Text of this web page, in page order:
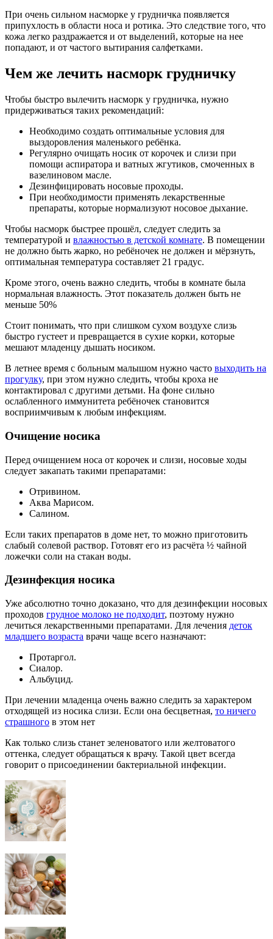
При очень сильном насморке у грудничка появляется
припухлость в области носа и ротика. Это следствие того, что
кожа легко раздражается и от выделений, которые на нее
попадают, и от частого вытирания салфетками.
Чем же лечить насморк грудничку
Чтобы быстро вылечить насморк у грудничка, нужно
придерживаться таких рекомендаций:
Необходимо создать оптимальные условия для
выздоровления маленького ребёнка.
Регулярно очищать носик от корочек и слизи при
помощи аспиратора и ватных жгутиков, смоченных в
вазелиновом масле.
Дезинфицировать носовые проходы.
При необходимости применять лекарственные
препараты, которые нормализуют носовое дыхание.
Чтобы насморк быстрее прошёл, следует следить за
температурой и влажностью в детской комнате. В помещении
не должно быть жарко, но ребёночек не должен и мёрзнуть,
оптимальная температура составляет 21 градус.
Кроме этого, очень важно следить, чтобы в комнате была
нормальная влажность. Этот показатель должен быть не
меньше 50%
Стоит понимать, что при слишком сухом воздухе слизь
быстро густеет и превращается в сухие корки, которые
мешают младенцу дышать носиком.
В летнее время с больным малышом нужно часто выходить на
прогулку, при этом нужно следить, чтобы кроха не
контактировал с другими детьми. На фоне сильно
ослабленного иммунитета ребёночек становится
восприимчивым к любым инфекциям.
Очищение носика
Перед очищением носа от корочек и слизи, носовые ходы
следует закапать такими препаратами:
Отривином.
Аква Марисом.
Салином.
Если таких препаратов в доме нет, то можно приготовить
слабый солевой раствор. Готовят его из расчёта ½ чайной
ложечки соли на стакан воды.
Дезинфекция носика
Уже абсолютно точно доказано, что для дезинфекции носовых
проходов грудное молоко не подходит, поэтому нужно
лечиться лекарственными препаратами. Для лечения деток
младшего возраста врачи чаще всего назначают:
Протаргол.
Сиалор.
Альбуцид.
При лечении младенца очень важно следить за характером
отходящей из носика слизи. Если она бесцветная, то ничего
страшного в этом нет
Как только слизь станет зеленоватого или желтоватого
оттенка, следует обращаться к врачу. Такой цвет всегда
говорит о присоединении бактериальной инфекции.